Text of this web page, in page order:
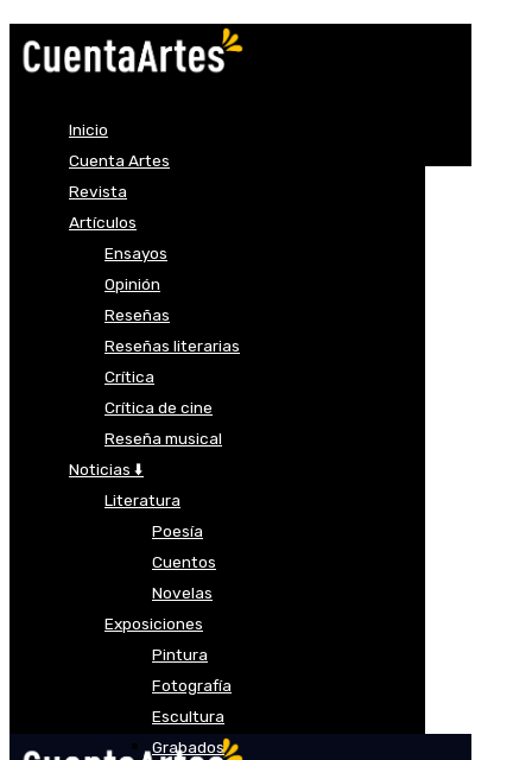
Inicio
Cuenta Artes
Revista
Artículos
Ensayos
Opinión
Reseñas
Reseñas literarias
Crítica
Crítica de cine
Reseña musical
Noticias ⬇️
Literatura
Poesía
Cuentos
Novelas
Exposiciones
Pintura
Fotografía
Escultura
Grabados